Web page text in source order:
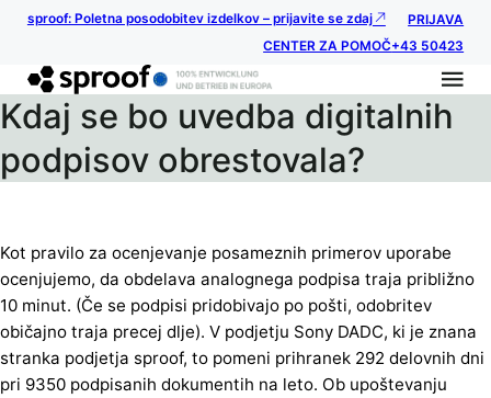
sproof: Poletna posodobitev izdelkov – prijavite se zdaj
PRIJAVA
CENTER ZA POMOČ+43 50423
Kdaj se bo uvedba digitalnih
podpisov obrestovala?
Kot pravilo za ocenjevanje posameznih primerov uporabe
ocenjujemo, da obdelava analognega podpisa traja približno
10 minut. (Če se podpisi pridobivajo po pošti, odobritev
običajno traja precej dlje). V podjetju Sony DADC, ki je znana
stranka podjetja sproof, to pomeni prihranek 292 delovnih dni
pri 9350 podpisanih dokumentih na leto. Ob upoštevanju